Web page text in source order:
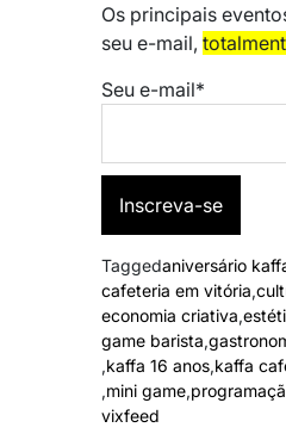
Os principais
seu e-mail,
Seu e-mail*
Taggedaniversário
cafeteria em vitória,
economia criativa,
game barista,
,kaffa 16 anos,kaffa
,mini game,
vixfeed